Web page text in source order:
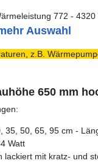
772 - 4320
Auswahl
z.B.
650 mm
35, 50, 65, 95 cm -
Watt
lackiert mit kratz- und